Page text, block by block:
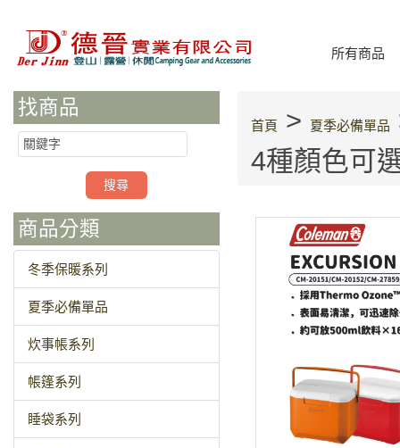
所有商品
找商品
商品分類
冬季保暖系列
夏季必備單品
炊事帳系列
帳篷系列
睡袋系列
首頁 > 夏季必備單品
4種顏色可